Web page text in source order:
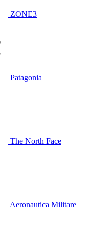
ZONE3
Patagonia
The North Face
Aeronautica Militare